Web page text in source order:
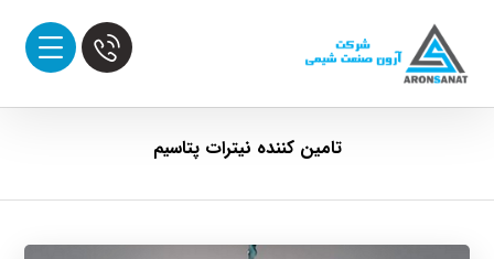
تامین کننده نیترات پتاسیم